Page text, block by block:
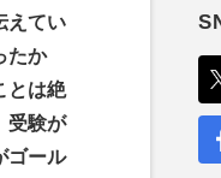
えてい
たか
とは絶
受験が
ゴール